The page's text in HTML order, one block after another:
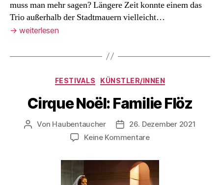
muss man mehr sagen? Längere Zeit konnte einem das
Trio außerhalb der Stadtmauern vielleicht…
→ weiterlesen
Kategorien
FESTIVALS KÜNSTLER/INNEN
Cirque Noël: Familie Flöz
Beitragsautor
Von Haubentaucher Veröffentlichungsdatum
26. Dezember 2021
Keine Kommentarezu
Noël:
Familie
Flöz